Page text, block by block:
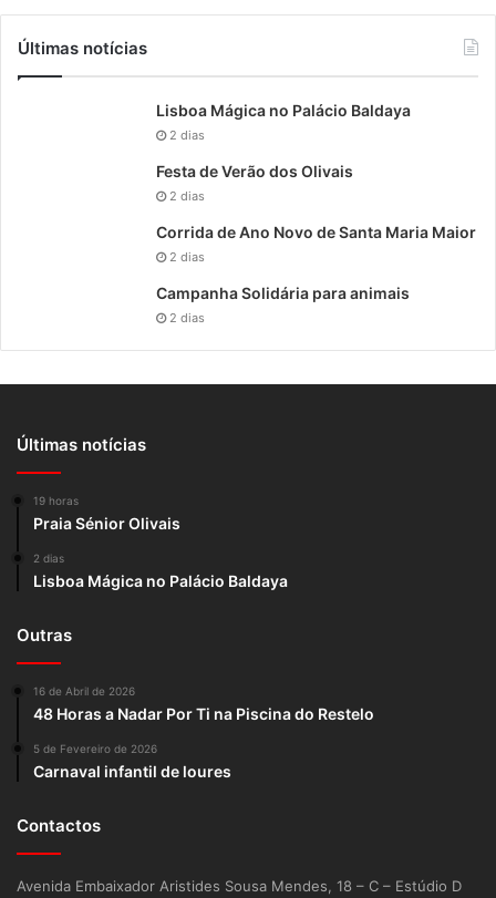
Últimas notícias
Lisboa Mágica no Palácio Baldaya
2 dias
Festa de Verão dos Olivais
2 dias
Corrida de Ano Novo de Santa Maria Maior
2 dias
Campanha Solidária para animais
2 dias
Últimas notícias
19 horas
Praia Sénior Olivais
2 dias
Lisboa Mágica no Palácio Baldaya
Outras
16 de Abril de 2026
48 Horas a Nadar Por Ti na Piscina do Restelo
5 de Fevereiro de 2026
Carnaval infantil de loures
Contactos
Avenida Embaixador Aristides Sousa Mendes, 18 – C – Estúdio D